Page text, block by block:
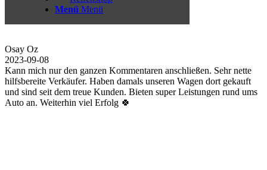
Menü Menü
Osay Oz
2023-09-08